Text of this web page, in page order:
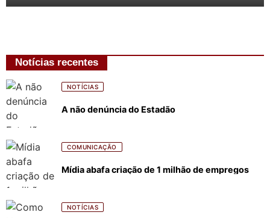
Notícias recentes
NOTÍCIAS
A não denúncia do Estadão
COMUNICAÇÃO
Mídia abafa criação de 1 milhão de empregos
NOTÍCIAS